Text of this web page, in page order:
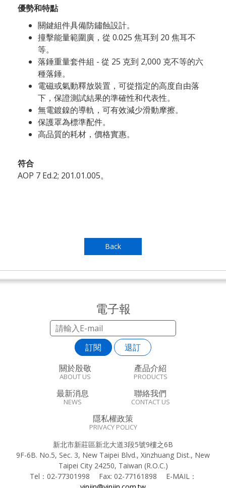
優勢和特點
關鍵組件具備防鏽蝕設計。
撞擊能量範圍廣，從 0.025 焦耳到 20 焦耳不
等。
落錘重量套件組 - 從 25 克到 2,000 克不等的六
種落錘。
電磁或氣動釋放裝置，可從指定的高度自由落
下，保證測試結果的準確性和代表性。
無電鍍鎳的導軌，可有效減少滑動摩擦。
保護罩為標準配件。
高品質的耗材，價格實惠。
符合
AOP 7 Ed.2; 201.01.005。
Back
關於殷敬
ABOUT US
產品介紹
PRODUCTS
最新消息
NEWS
聯絡我們
CONTACT US
隱私權政策
PRIVACY POLICY
新北市新莊區新北大道3段5號9樓之6B
9F-6B. No.5, Sec. 3, New Taipei Blvd., Xinzhuang Dist., New
Taipei City 24250, Taiwan (R.O.C.)
Tel： 02-77301998 Fax: 02-77161898 E-MAIL：
電子報
訂閱 退訂